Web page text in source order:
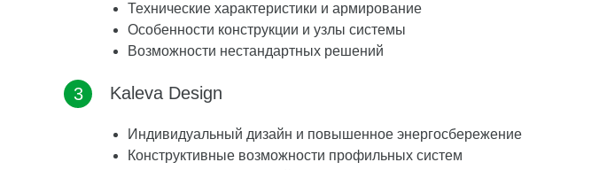
Технические характеристики и армирование
Особенности конструкции и узлы системы
Возможности нестандартных решений
Kaleva Design
Индивидуальный дизайн и повышенное энергосбережение
Конструктивные возможности профильных систем